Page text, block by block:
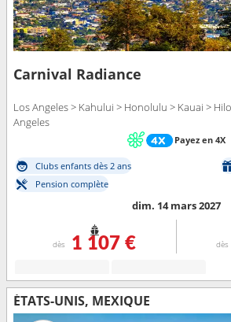
Carnival Radiance
Los Angeles > Kahului > Honolulu > Kauai >
Angeles
Payez en 4X
Clubs enfants dès 2 ans
Pension complète
dim. 14 mars 2027
dès 1 107 € dès
ÉTATS-UNIS, MEXIQUE